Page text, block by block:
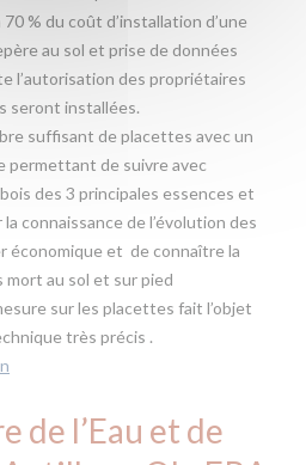
% du coût d’installation d’une
au sol et prise de données
l’autorisation des propriétaires
seront installées.
suffisant de placettes avec un
permettant de suivre avec
des 3 principales essences et
connaissance de l’évolution des
économique et de connaître la
au sol et sur pied
sur les placettes fait l’objet
très précis .
de l’Eau et de